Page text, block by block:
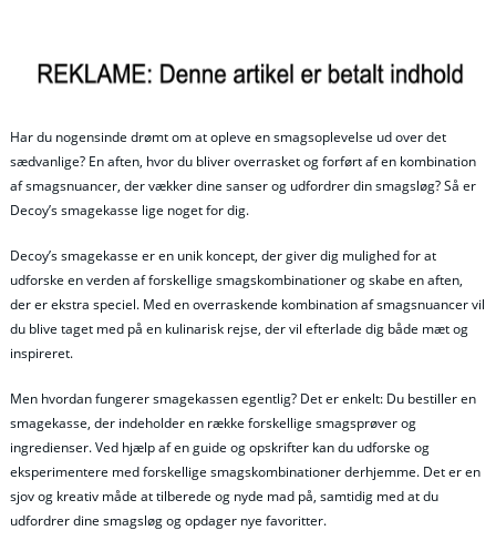
Har du nogensinde drømt om at opleve en smagsoplevelse ud over det
sædvanlige? En aften, hvor du bliver overrasket og forført af en kombination
af smagsnuancer, der vækker dine sanser og udfordrer din smagsløg? Så er
Decoy’s smagekasse lige noget for dig.
Decoy’s smagekasse er en unik koncept, der giver dig mulighed for at
udforske en verden af forskellige smagskombinationer og skabe en aften,
der er ekstra speciel. Med en overraskende kombination af smagsnuancer vil
du blive taget med på en kulinarisk rejse, der vil efterlade dig både mæt og
inspireret.
Men hvordan fungerer smagekassen egentlig? Det er enkelt: Du bestiller en
smagekasse, der indeholder en række forskellige smagsprøver og
ingredienser. Ved hjælp af en guide og opskrifter kan du udforske og
eksperimentere med forskellige smagskombinationer derhjemme. Det er en
sjov og kreativ måde at tilberede og nyde mad på, samtidig med at du
udfordrer dine smagsløg og opdager nye favoritter.